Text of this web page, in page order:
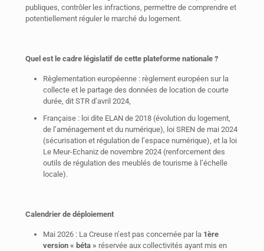
publiques, contrôler les infractions, permettre de comprendre et
potentiellement réguler le marché du logement.
Quel est le cadre législatif de cette plateforme nationale ?
Règlementation européenne : règlement européen sur la
collecte et le partage des données de location de courte
durée, dit STR d’avril 2024,
Française : loi dite ELAN de 2018 (évolution du logement,
de l’aménagement et du numérique), loi SREN de mai 2024
(sécurisation et régulation de l’espace numérique), et la loi
Le Meur-Echaniz de novembre 2024 (renforcement des
outils de régulation des meublés de tourisme à l’échelle
locale).
Calendrier de déploiement
Mai 2026 : La Creuse n’est pas concernée par la 1ère
version « béta » réservée aux collectivités ayant mis en